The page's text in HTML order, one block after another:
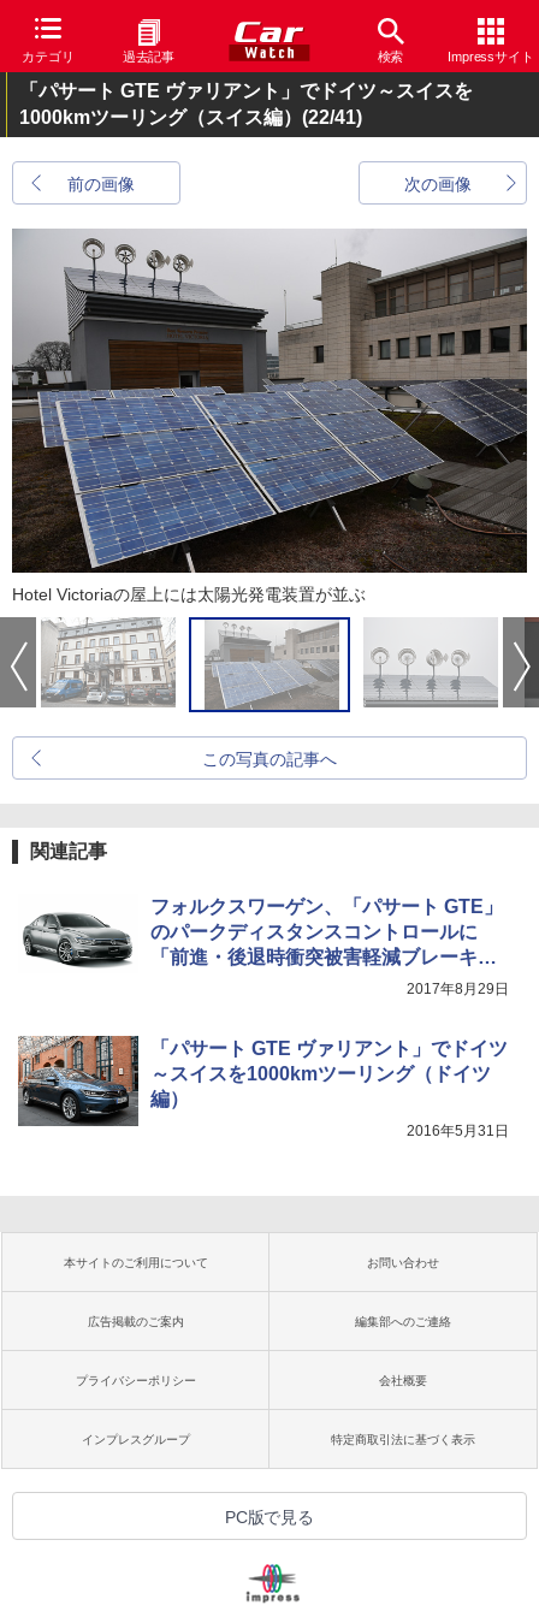
カテゴリ 過去記事 検索 Impressサイト
「パサート GTE ヴァリアント」でドイツ～スイスを
1000kmツーリング（スイス編） (22/41)
前の画像 次の画像
Hotel Victoriaの屋上には太陽光発電装置が並ぶ
この写真の記事へ
関連記事
フォルクスワーゲン、「パサート GTE」
のパークディスタンスコントロールに
「前進・後退時衝突被害軽減ブレーキ」
2017年8月29日
「パサート GTE ヴァリアント」でドイツ
～スイスを1000kmツーリング（ドイツ
編）
2016年5月31日
本サイトのご利用について お問い合わせ
広告掲載のご案内 編集部へのご連絡
プライバシーポリシー 会社概要
インプレスグループ 特定商取引法に基づく表示
PC版で見る